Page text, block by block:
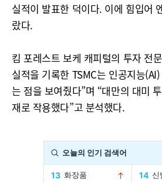
실적이 발표한 덕이다. 이에 힘입어
랐다.
킴 포레스트 보케 캐피털의 투자 전
실적을 기록한 TSMC는 인공지능
는 점을 보여줬다”며 “대만의 대미
재로 작용했다”고 분석했다.